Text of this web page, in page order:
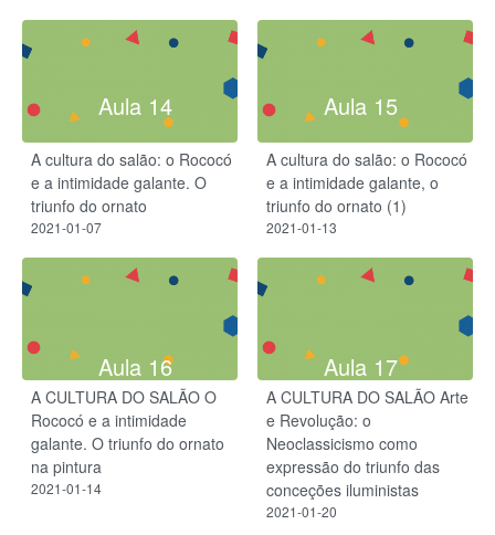
Aula 14
A cultura do salão: o Rococó
e a intimidade galante. O
triunfo do ornato
2021-01-07
Aula 15
A cultura do salão: o Rococó
e a intimidade galante, o
triunfo do ornato (1)
2021-01-13
Aula 16
A CULTURA DO SALÃO O
Rococó e a intimidade
galante. O triunfo do ornato
na pintura
2021-01-14
Aula 17
A CULTURA DO SALÃO Arte
e Revolução: o
Neoclassicismo como
expressão do triunfo das
conceções iluministas
2021-01-20